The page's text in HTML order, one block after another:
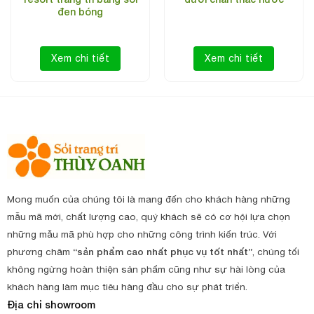
đen bóng
Xem chi tiết Xem chi tiết
Mong muốn của chúng tôi là mang đến cho khách hàng những
mẫu mã mới, chất lượng cao, quý khách sẽ có cơ hội lựa chọn
những mẫu mã phù hợp cho những công trình kiến trúc. Với
phương châm “sản phẩm cao nhất phục vụ tốt nhất”, chúng tối
không ngừng hoàn thiện sản phẩm cũng như sự hài lòng của
khách hàng làm mục tiêu hàng đầu cho sự phát triển.
Địa chỉ showroom